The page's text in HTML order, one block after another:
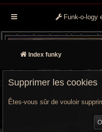
Funk-o-logy
Index funky
Supprimer les cookies
Êtes-vous sûr de vouloir